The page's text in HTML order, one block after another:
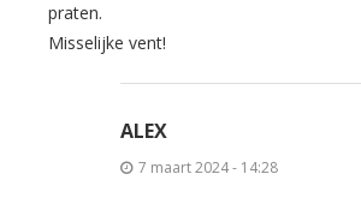
praten.
Misselijke vent!
ALEX
7 maart 2024 - 14:28